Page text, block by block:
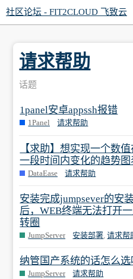
社区论坛 - FIT2CLOUD 飞致云
请求帮助
话题
1panel安卓appssh报错
1Panel 请求帮助
【求助】想实现一个数
一段时间内变化的趋势图
DataEase 请求帮助
安装完成jumpsever的安
后，WEB终端无法打开
转圈
JumpServer 安装部署,请求帮
纳管国产系统的话怎么选
JumpServer 请求帮助